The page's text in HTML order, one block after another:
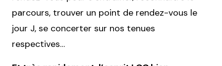
parcours, trouver un point de rendez-vous le
jour J, se concerter sur nos tenues
respectives…